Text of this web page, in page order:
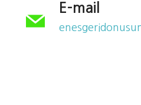
E-mail